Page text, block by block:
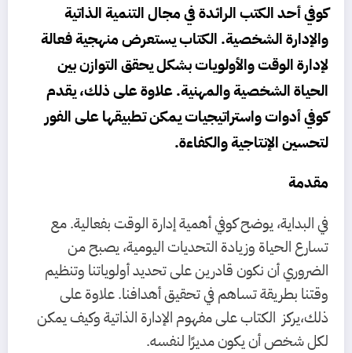
كوفي أحد الكتب الرائدة في مجال التنمية الذاتية
والإدارة الشخصية. الكتاب يستعرض منهجية فعالة
لإدارة الوقت والأولويات بشكل يحقق التوازن بين
الحياة الشخصية والمهنية. علاوة على ذلك، يقدم
كوفي أدوات واستراتيجيات يمكن تطبيقها على الفور
لتحسين الإنتاجية والكفاءة.
مقدمة
في البداية، يوضح كوفي أهمية إدارة الوقت بفعالية. مع
تسارع الحياة وزيادة التحديات اليومية، يصبح من
الضروري أن نكون قادرين على تحديد أولوياتنا وتنظيم
وقتنا بطريقة تساهم في تحقيق أهدافنا. علاوة على
ذلك،يركز الكتاب على مفهوم الإدارة الذاتية وكيف يمكن
لكل شخص أن يكون مديرًا لنفسه.